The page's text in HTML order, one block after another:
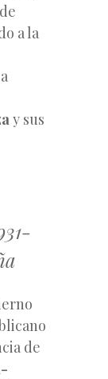
a la
y sus
de